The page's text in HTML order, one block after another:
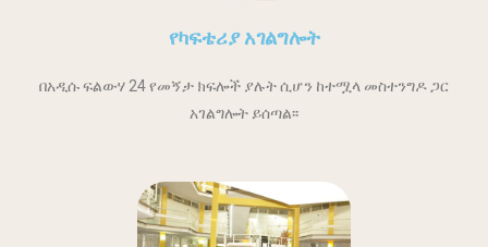
የካፍቴሪያ አገልግሎት
በአዲሱ ፍልውሃ 24 የመኝታ ክፍሎች ያሉት ሲሆን ከተሟላ መስተንግዶ ጋር
አገልግሎት ይሰጣል፡፡